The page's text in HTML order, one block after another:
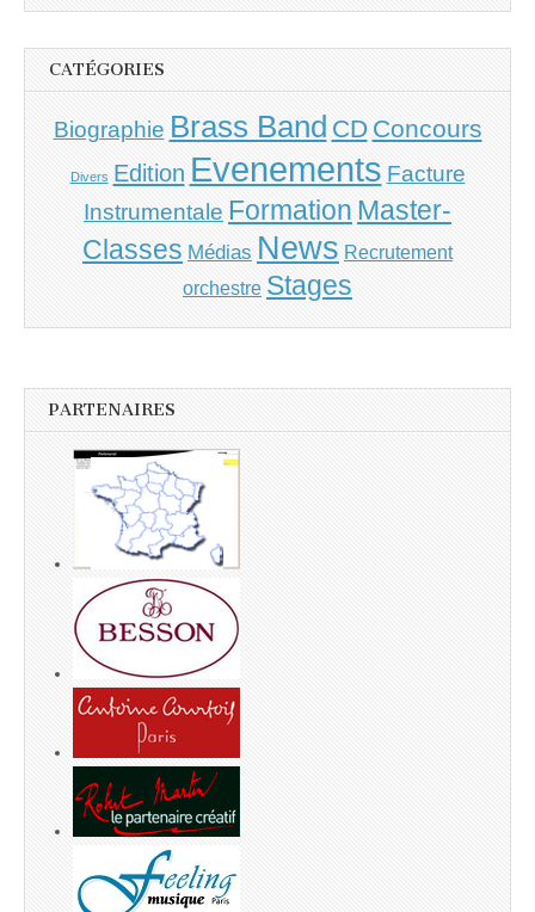
CATÉGORIES
Biographie Brass Band CD Concours
Divers Edition Evenements Facture
Instrumentale Formation Master-
Classes Médias News Recrutement
orchestre Stages
PARTENAIRES